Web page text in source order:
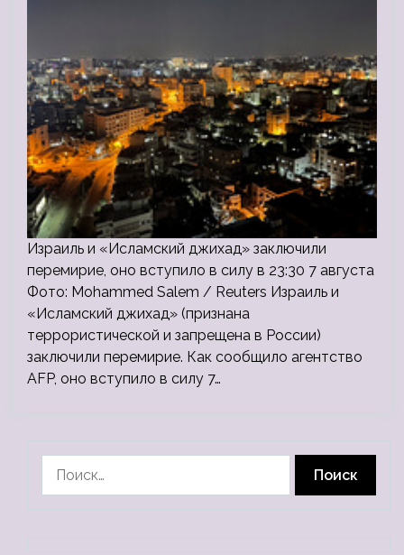
Израиль и «Исламский джихад» заключили
перемирие, оно вступило в силу в 23:30 7 августа
Фото: Mohammed Salem / Reuters Израиль и
«Исламский джихад» (признана
террористической и запрещена в России)
заключили перемирие. Как сообщило агентство
AFP, оно вступило в силу 7…